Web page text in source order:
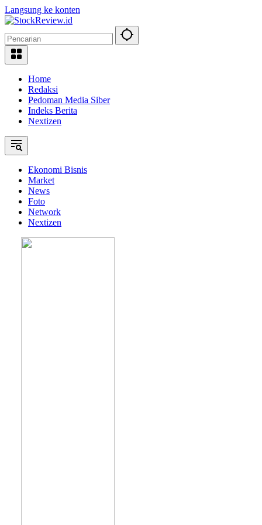
Langsung ke konten
Home
Redaksi
Pedoman Media Siber
Indeks Berita
Nextizen
Ekonomi Bisnis
Market
News
Foto
Network
Nextizen